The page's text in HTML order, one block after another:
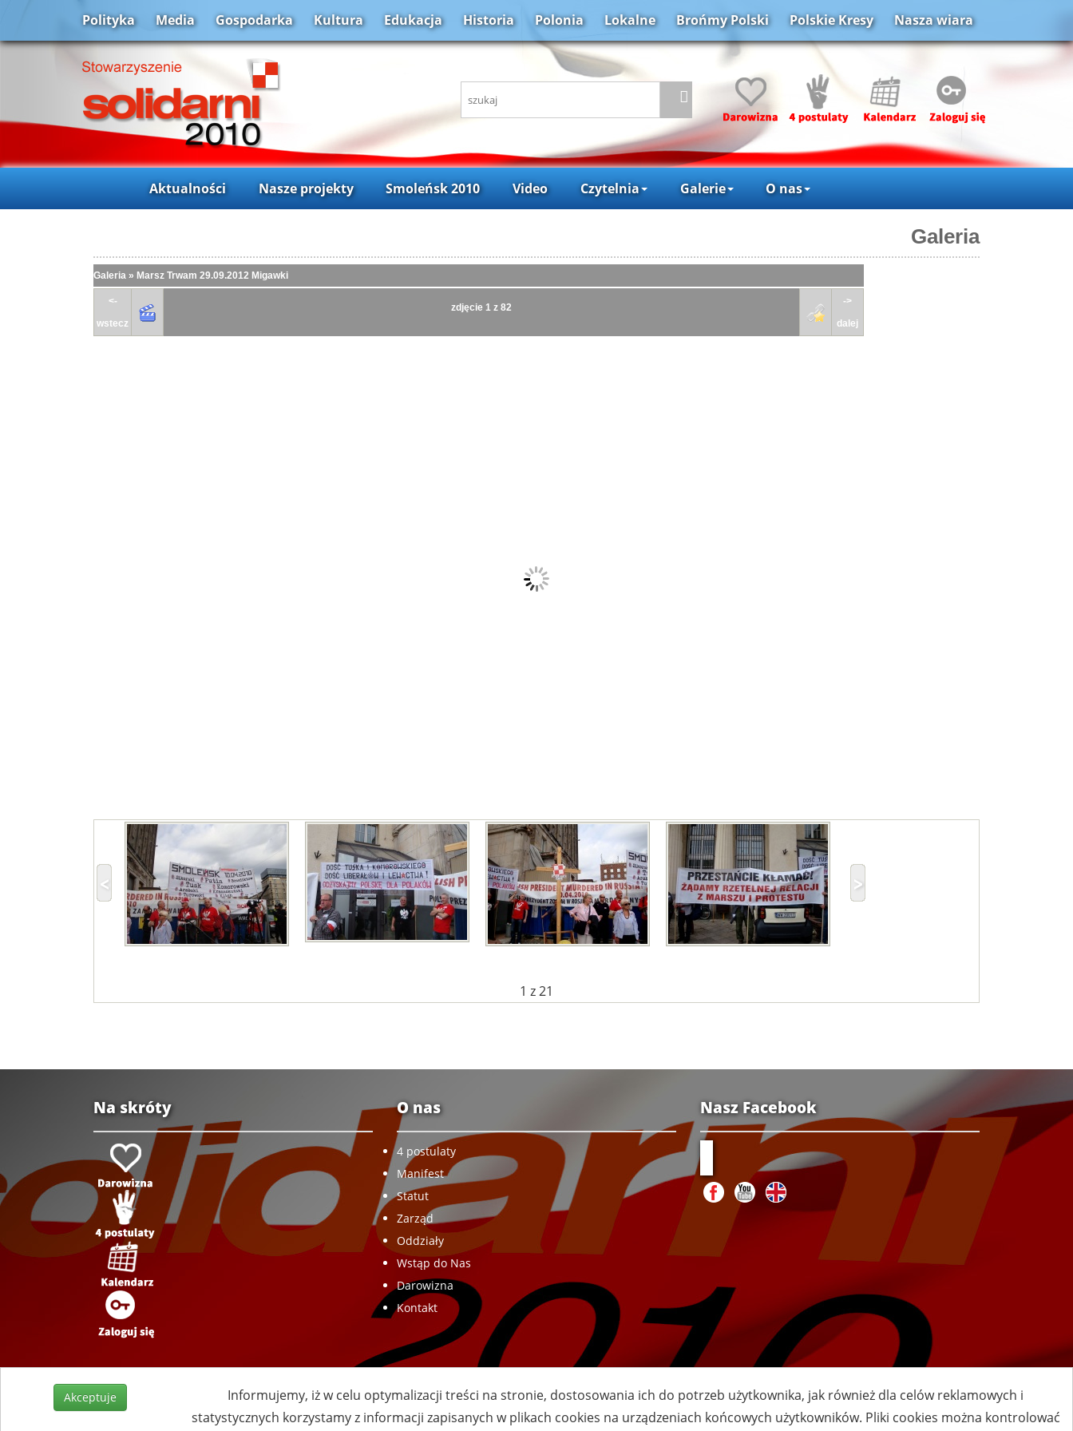
Polityka Media Gospodarka Kultura Edukacja Historia Polonia Lokalne Brońmy Polski Polskie Kresy Nasza wiara
Aktualności Nasze projekty Smoleńsk 2010 Video Czytelnia Galerie O nas
Galeria
Galeria » Marsz Trwam 29.09.2012 Migawki
<-
wstecz
zdjęcie 1 z 82
->
dalej
1 z 21
Na skróty O nas
4 postulaty
Manifest
Statut
Zarząd
Oddziały
Wstąp do Nas
Darowizna
Kontakt
Nasz Facebook
Akceptuje
Informujemy, iż w celu optymalizacji treści na stronie, dostosowania ich do potrzeb użytkownika, jak również dla celów reklamowych i
statystycznych korzystamy z informacji zapisanych w plikach cookies na urządzeniach końcowych użytkowników. Pliki cookies można kontrolować